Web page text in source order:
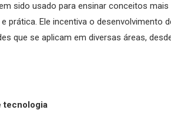
sido usado para ensinar conceitos
prática. Ele incentiva o desenvolvimento
que se aplicam em diversas áreas,
tecnologia